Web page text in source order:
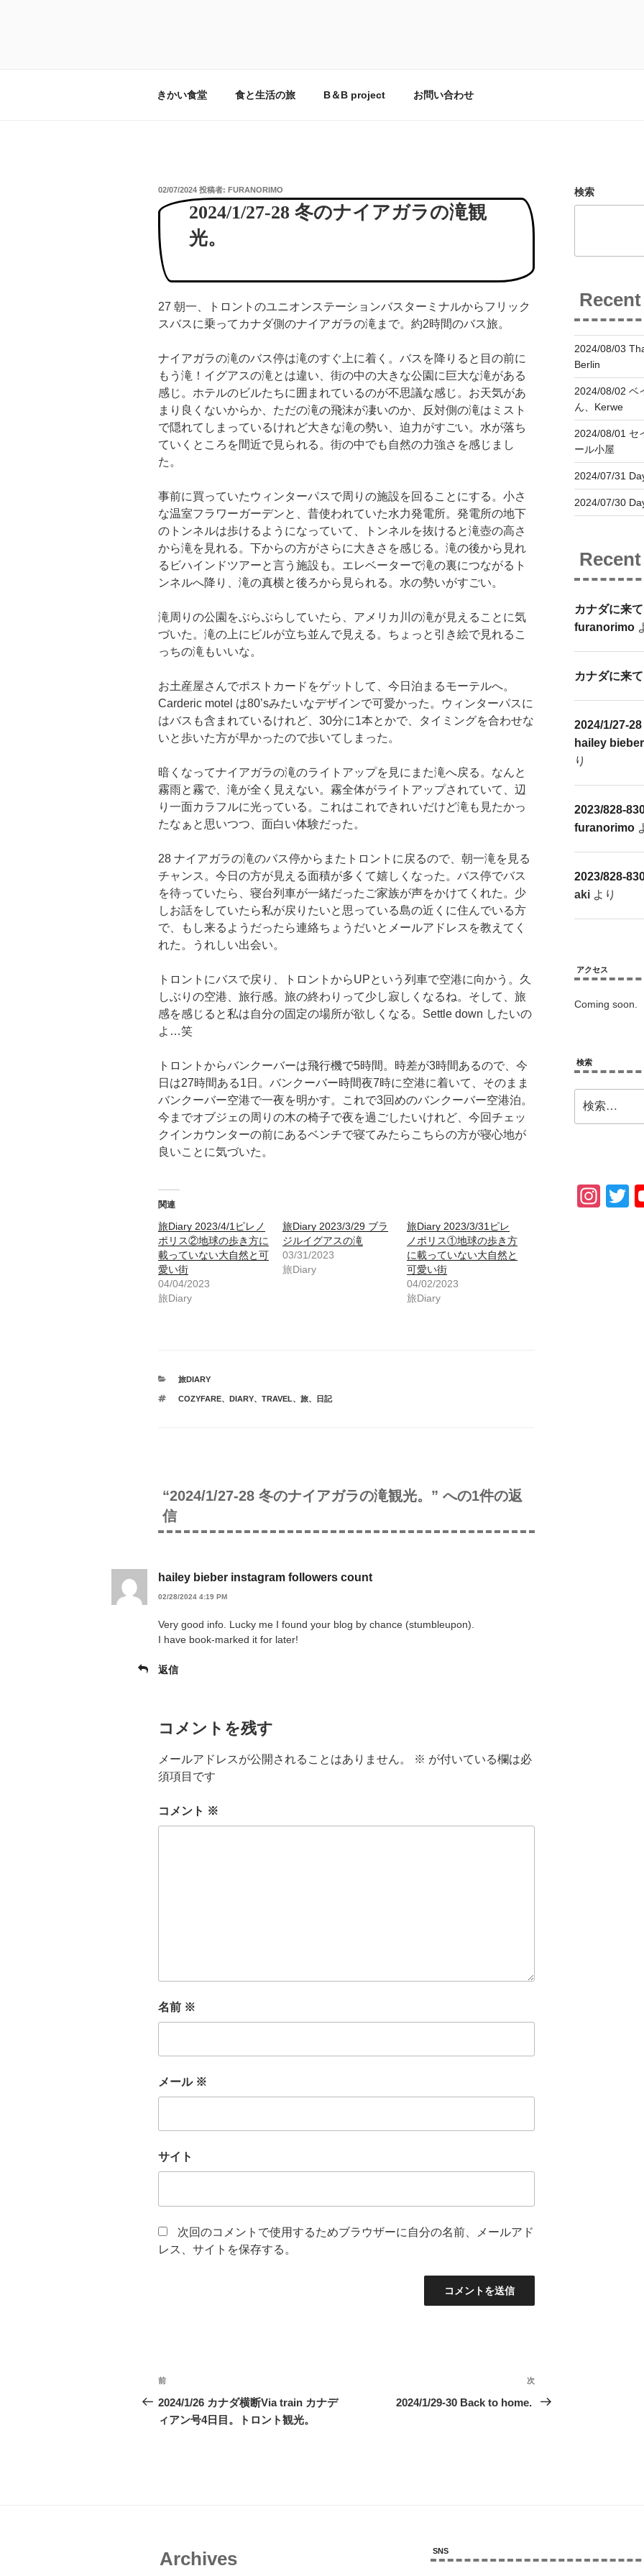
きかい食堂 食と生活の旅 B＆B project お問い合わせ
投
日:
02/07/2024 投稿者: FURANORIMO
2024/1/27-28 冬のナイアガラの滝観
光。
27 朝一、トロントのユニオンステーションバスターミナルからフリック
スバスに乗ってカナダ側のナイアガラの滝まで。約2時間のバス旅。
ナイアガラの滝のバス停は滝のすぐ上に着く。バスを降りると目の前に
もう滝！イグアスの滝とは違い、街の中の大きな公園に巨大な滝がある
感じ。ホテルのビルたちに囲まれているのが不思議な感じ。お天気があ
まり良くないからか、ただの滝の飛沫が凄いのか、反対側の滝はミスト
で隠れてしまっているけれど大きな滝の勢い、迫力がすごい。水が落ち
ていくところを間近で見られる。街の中でも自然の力強さを感じまし
た。
事前に買っていたウィンターパスで周りの施設を回ることにする。小さ
な温室フラワーガーデンと、昔使われていた水力発電所。発電所の地下
のトンネルは歩けるようになっていて、トンネルを抜けると滝壺の高さ
から滝を見れる。下からの方がさらに大きさを感じる。滝の後から見れ
るビハインドツアーと言う施設も。エレベーターで滝の裏につながるト
ンネルへ降り、滝の真横と後ろから見られる。水の勢いがすごい。
滝周りの公園をぶらぶらしていたら、アメリカ川の滝が見えることに気
づいた。滝の上にビルが立ち並んで見える。ちょっと引き絵で見れるこ
っちの滝もいいな。
お土産屋さんでポストカードをゲットして、今日泊まるモーテルへ。
Carderic motel は80’sみたいなデザインで可愛かった。ウィンターパスに
はバスも含まれているけれど、30分に1本とかで、タイミングを合わせな
いと歩いた方が早かったので歩いてしまった。
暗くなってナイアガラの滝のライトアップを見にまた滝へ戻る。なんと
霧雨と霧で、滝が全く見えない。霧全体がライトアップされていて、辺
り一面カラフルに光っている。これはこれできれいだけど滝も見たかっ
たなぁと思いつつ、面白い体験だった。
28 ナイアガラの滝のバス停からまたトロントに戻るので、朝一滝を見る
チャンス。今日の方が見える面積が多くて嬉しくなった。バス停でバス
を待っていたら、寝台列車が一緒だったご家族が声をかけてくれた。少
しお話をしていたら私が戻りたいと思っている島の近くに住んでいる方
で、もし来るようだったら連絡ちょうだいとメールアドレスを教えてく
れた。うれしい出会い。
トロントにバスで戻り、トロントからUPという列車で空港に向かう。久
しぶりの空港、旅行感。旅の終わりって少し寂しくなるね。そして、旅
感を感じると私は自分の固定の場所が欲しくなる。Settle down したいの
よ…笑
トロントからバンクーバーは飛行機で5時間。時差が3時間あるので、今
日は27時間ある1日。バンクーバー時間夜7時に空港に着いて、そのまま
バンクーバー空港で一夜を明かす。これで3回めのバンクーバー空港泊。
今までオブジェの周りの木の椅子で夜を過ごしたいけれど、今回チェッ
クインカウンターの前にあるベンチで寝てみたらこちらの方が寝心地が
良いことに気づいた。
関連
旅Diary 2023/4/1ピレノ
ポリス②地球の歩き方に
載っていない大自然と可
愛い街
04/04/2023
旅Diary
旅Diary 2023/3/29 ブラ
ジルイグアスの滝
03/31/2023
旅Diary
旅Diary 2023/3/31ピレ
ノポリス①地球の歩き方
に載っていない大自然と
可愛い街
04/02/2023
旅Diary
カ
ゴ
旅DIARY
タ
COZYFARE、 DIARY、 TRAVEL、 旅、 日記
“2024/1/27-28 冬のナイアガラの滝観光。” への1件の返
信
hailey bieber instagram followers count
02/28/2024 4:19 PM
Very good info. Lucky me I found your blog by chance (stumbleupon).
I have book-marked it for later!
返信
コメントを残す
メールアドレスが公開されることはありません。 ※ が付いている欄は必
須項目です
コメント ※
名前 ※
メール ※
サイト
次回のコメントで使用するためブラウザーに自分の名前、メールアド
レス、サイトを保存する。
投
稿
ナ
ョ
前
の
投
前
2024/1/26 カナダ横断Via train カナデ
ィアン号4日目。トロント観光。
次
の
次
2024/1/29-30 Back to home.
検索
2024/08/03
Berlin
2024/08/02 ベ
ん、Kerwe
2024/08/01 セ
ール小屋
2024/07/31
2024/07/30
カナダに来
furanorimo
カナダに来
2024/1/27-28
hailey
り
2023/828-
furanorimo
2023/828-
akiより
アクセス
Coming soon.
検索
索:
In T
Archives SNS